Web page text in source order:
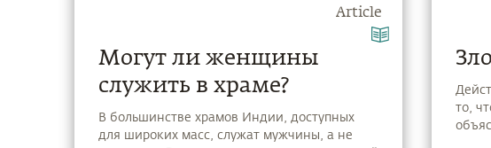
Article
Могут ли женщины
служить в храме?
В большинстве храмов Индии, доступных
для широких масс, служат мужчины, а не
то,